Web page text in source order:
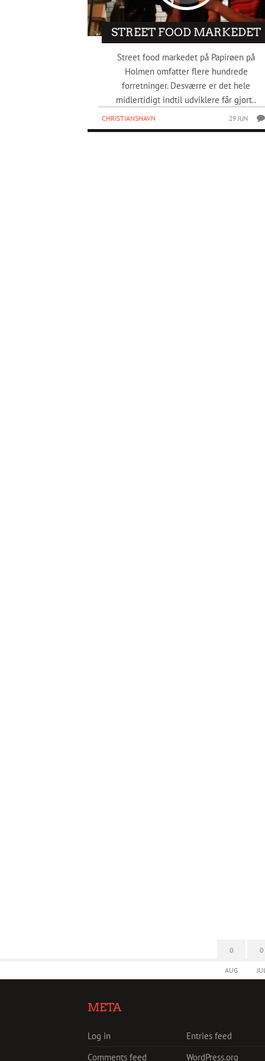
STREET FOOD MARKEDET
Street food markedet på Papirøen på
Holmen omfatter flere hundrede
forretninger. Desværre er det hele
midlertidigt indtil udviklere får gjort..
CHRISTIANSHAVN 29 JUN
0
AUG
0
META
Log in
Entries feed
Comments feed
WordPress.org